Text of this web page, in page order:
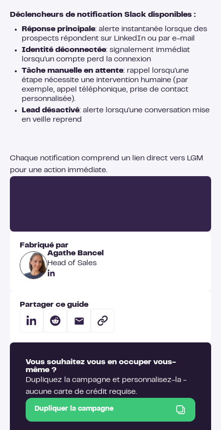
Déclencheurs de notification Slack disponibles :
Réponse principale: alerte instantanée lorsque des
prospects répondent sur LinkedIn ou par e-mail
Identité déconnectée: signalement immédiat
lorsqu'un compte perd la connexion
Tâche manuelle en attente: rappel lorsqu'une
étape nécessite une intervention humaine (par
exemple, appel téléphonique, prise de contact
personnalisée).
Lead désactivé: alerte lorsqu'une conversation mise
en veille reprend
Chaque notification comprend un lien direct vers LGM
pour une action immédiate.
Fabriqué par
Agathe Bancel
Head of Sales
Partager ce guide
Vous souhaitez vous en occuper vous-
même ?
Dupliquez la campagne et personnalisez-la -
aucune carte de crédit requise.
Dupliquer la campagne